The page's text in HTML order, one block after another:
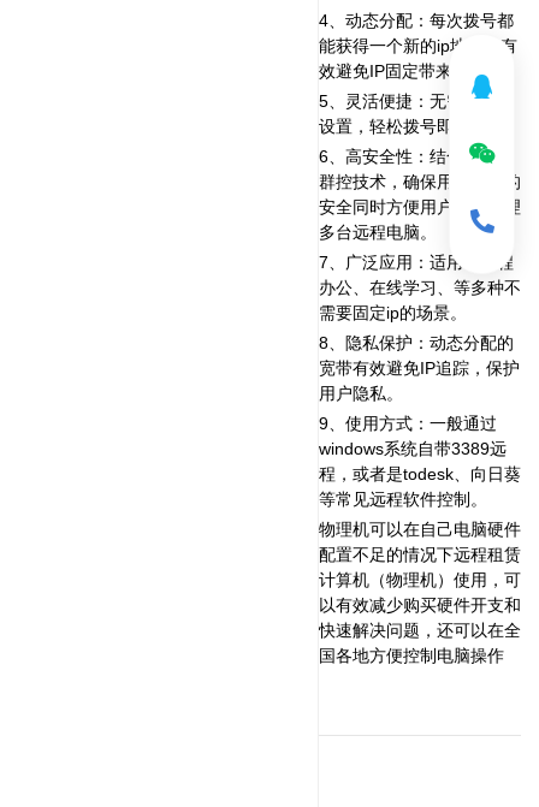
4、动态分配：每次拨号都
能获得一个新的ip地址，有
效避免IP固定带来的风险。
5、灵活便捷：无需复杂的
设置，轻松拨号即可使用。
6、高安全性：结合先进的
群控技术，确保用户数据的
安全同时方便用户便捷管理
多台远程电脑。
7、广泛应用：适用于远程
办公、在线学习、等多种不
需要固定ip的场景。
8、隐私保护：动态分配的
宽带有效避免IP追踪，保护
用户隐私。
9、使用方式：一般通过
windows系统自带3389远
程，或者是todesk、向日葵
等常见远程软件控制。
物理机可以在自己电脑硬件
配置不足的情况下远程租赁
计算机（物理机）使用，可
以有效减少购买硬件开支和
快速解决问题，还可以在全
国各地方便控制电脑操作